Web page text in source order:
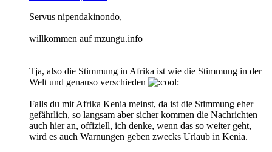
Servus nipendakinondo,
willkommen auf mzungu.info
Tja, also die Stimmung in Afrika ist wie die Stimmung in der
Welt und genauso verschieden
Falls du mit Afrika Kenia meinst, da ist die Stimmung eher
gefährlich, so langsam aber sicher kommen die Nachrichten
auch hier an, offiziell, ich denke, wenn das so weiter geht,
wird es auch Warnungen geben zwecks Urlaub in Kenia.